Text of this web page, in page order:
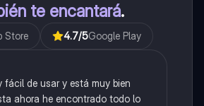
te encantará.
Store 4.7/5Google Play
fácil de usar y está muy bien
ahora he encontrado todo lo